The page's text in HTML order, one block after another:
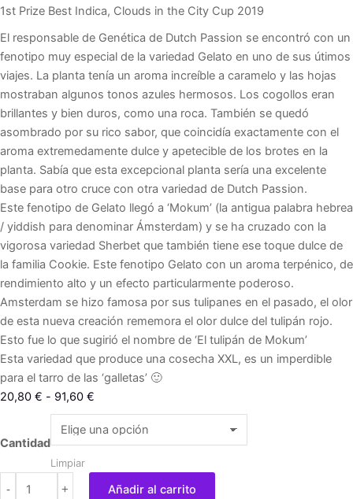
1st Prize Best Indica, Clouds in the City Cup 2019
El responsable de Genética de Dutch Passion se encontró con un
fenotipo muy especial de la variedad Gelato en uno de sus útimos
viajes. La planta tenía un aroma increíble a caramelo y las hojas
mostraban algunos tonos azules hermosos. Los cogollos eran
brillantes y bien duros, como una roca. También se quedó
asombrado por su rico sabor, que coincidía exactamente con el
aroma extremedamente dulce y apetecible de los brotes en la
planta. Sabía que esta excepcional planta sería una excelente
base para otro cruce con otra variedad de Dutch Passion.
Este fenotipo de Gelato llegó a ‘Mokum’ (la antigua palabra hebrea
/ yiddish para denominar Ámsterdam) y se ha cruzado con la
vigorosa variedad Sherbet que también tiene ese toque dulce de
la familia Cookie. Este fenotipo Gelato con un aroma terpénico, de
rendimiento alto y un efecto particularmente poderoso.
Amsterdam se hizo famosa por sus tulipanes en el pasado, el olor
de esta nueva creación rememora el olor dulce del tulipán rojo.
Esto fue lo que sugirió el nombre de ‘El tulipán de Mokum’
Esta variedad que produce una cosecha XXL, es un imperdible
para el tarro de las ‘galletas’ 🙂
20,80 € - 91,60 €
de
precios:
20,80 €
hasta
Cantidad
Limpiar
-
´s
+ Añadir al carrito